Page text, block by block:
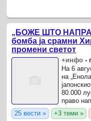
„БОЖЕ ШТО
бомба ја срамни
промени светот
+инфо -
На 6
на
80.000
право
кабина
25 вести » +3 теми »